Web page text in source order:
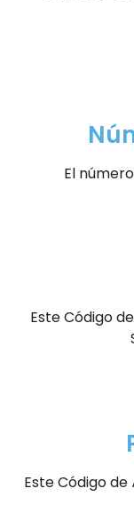
El
Este Código
Este Código